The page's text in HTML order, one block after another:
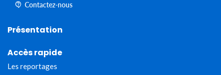
Contactez-nous
Présentation
Accès rapide
Les reportages